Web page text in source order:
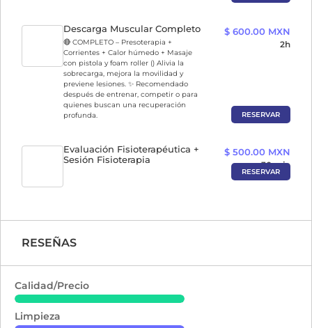
Descarga Muscular Completo
🔴 COMPLETO – Presoterapia +
Corrientes + Calor húmedo + Masaje
con pistola y foam roller () Alivia la
sobrecarga, mejora la movilidad y
previene lesiones. ✨ Recomendado
después de entrenar, competir o para
quienes buscan una recuperación
profunda.
$ 600.00 MXN
2h
RESERVAR
Evaluación Fisioterapéutica +
Sesión Fisioterapia
$ 500.00 MXN
30 min
RESERVAR
RESEÑAS
Calidad/Precio
Limpieza